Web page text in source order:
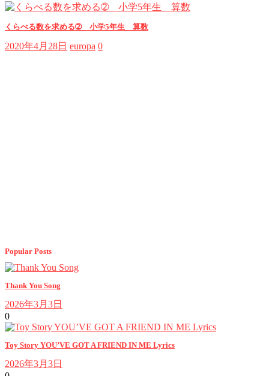
くらべる数を求める➁ 小学5年生 算数
2020年4月28日 europa 0
Popular Posts
Thank You Song
2026年3月3日
0
Toy Story YOU’VE GOT A FRIEND IN ME Lyrics
2026年3月3日